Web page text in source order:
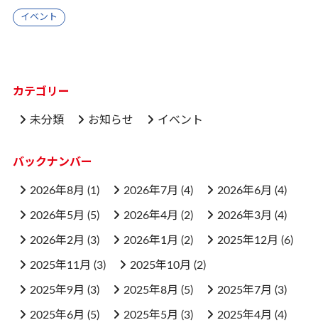
イベント
カテゴリー
未分類 お知らせ イベント
バックナンバー
2026年8月 (1) 2026年7月 (4) 2026年6月 (4)
2026年5月 (5) 2026年4月 (2) 2026年3月 (4)
2026年2月 (3) 2026年1月 (2) 2025年12月 (6)
2025年11月 (3) 2025年10月 (2)
2025年9月 (3) 2025年8月 (5) 2025年7月 (3)
2025年6月 (5) 2025年5月 (3) 2025年4月 (4)